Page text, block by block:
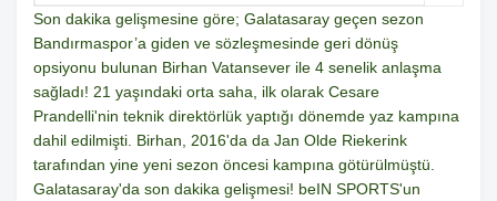
Son dakika gelişmesine göre; Galatasaray geçen sezon
Bandırmaspor’a giden ve sözleşmesinde geri dönüş
opsiyonu bulunan Birhan Vatansever ile 4 senelik anlaşma
sağladı! 21 yaşındaki orta saha, ilk olarak Cesare
Prandelli'nin teknik direktörlük yaptığı dönemde yaz kampına
dahil edilmişti. Birhan, 2016'da da Jan Olde Riekerink
tarafından yine yeni sezon öncesi kampına götürülmüştü.
Galatasaray'da son dakika gelişmesi! beIN SPORTS'un